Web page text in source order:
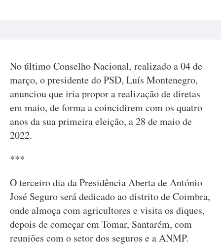
No último Conselho Nacional, realizado a 04 de
março, o presidente do PSD, Luís Montenegro,
anunciou que iria propor a realização de diretas
em maio, de forma a coincidirem com os quatro
anos da sua primeira eleição, a 28 de maio de
2022.
***
O terceiro dia da Presidência Aberta de António
José Seguro será dedicado ao distrito de Coimbra,
onde almoça com agricultores e visita os diques,
depois de começar em Tomar, Santarém, com
reuniões com o setor dos seguros e a ANMP.